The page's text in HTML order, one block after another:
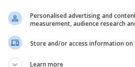
në Camp Nou e ka
Rosell.
krye, unë do ta nënshkruaja
Personalised advertising and
measurement, audience research
Store and/or access information on
Learn more